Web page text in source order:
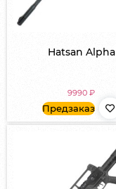
Hatsan Alpha
9990₽
Предзаказ